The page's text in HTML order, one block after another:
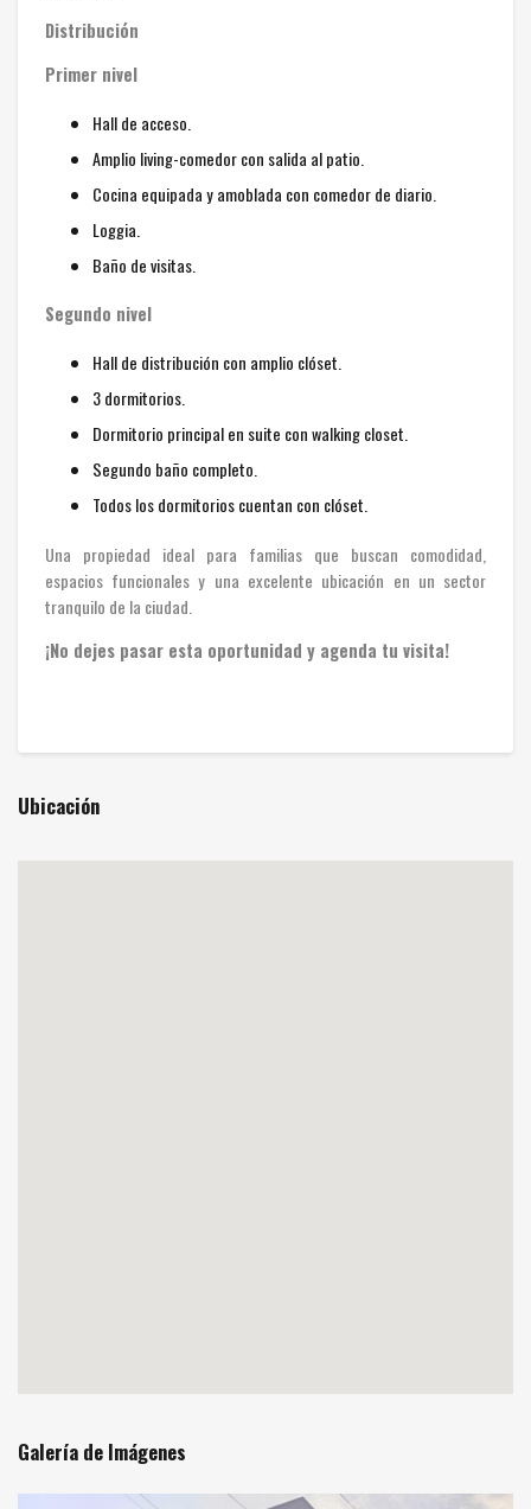
Distribución
Primer nivel
Hall de acceso.
Amplio living-comedor con salida al patio.
Cocina equipada y amoblada con comedor de diario.
Loggia.
Baño de visitas.
Segundo nivel
Hall de distribución con amplio clóset.
3 dormitorios.
Dormitorio principal en suite con walking closet.
Segundo baño completo.
Todos los dormitorios cuentan con clóset.
Una propiedad ideal para familias que buscan comodidad,
espacios funcionales y una excelente ubicación en un sector
tranquilo de la ciudad.
¡No dejes pasar esta oportunidad y agenda tu visita!
Ubicación
Galería de Imágenes